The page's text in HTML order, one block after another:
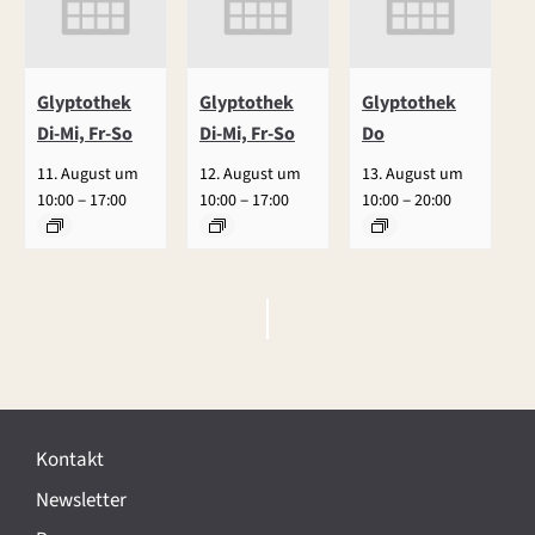
Glyptothek
Di-Mi, Fr-So
11. August um
10:00– 17:00
Glyptothek
Di-Mi, Fr-So
12. August um
10:00– 17:00
Glyptothek
Do
13. August um
10:00–20:00
e
a
n
Kontakt
Newsletter